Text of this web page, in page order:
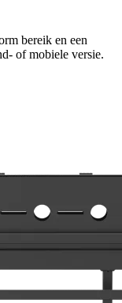
bereik en een
of mobiele versie.